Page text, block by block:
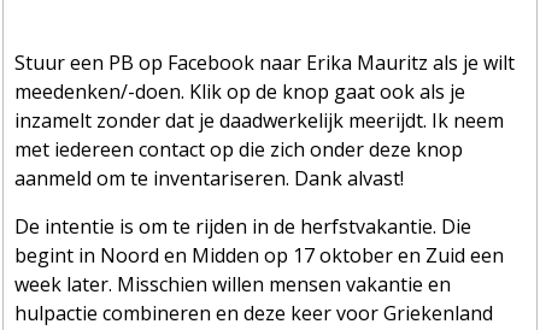
Stuur een PB op Facebook naar Erika Mauritz als je wilt
meedenken/-doen. Klik op de knop gaat ook als je
inzamelt zonder dat je daadwerkelijk meerijdt. Ik neem
met iedereen contact op die zich onder deze knop
aanmeld om te inventariseren. Dank alvast!
De intentie is om te rijden in de herfstvakantie. Die
begint in Noord en Midden op 17 oktober en Zuid een
week later. Misschien willen mensen vakantie en
hulpactie combineren en deze keer voor Griekenland